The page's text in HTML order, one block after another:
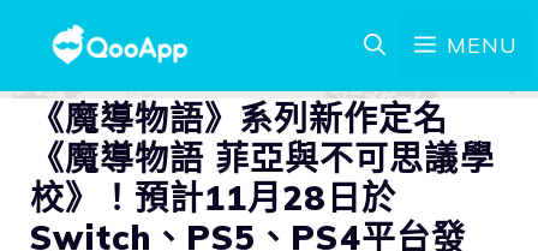
MENU
《魔導物語》系列新作定名
《魔導物語 菲亞與不可思議學
校》！預計11月28日於
Switch、PS5、PS4平台發